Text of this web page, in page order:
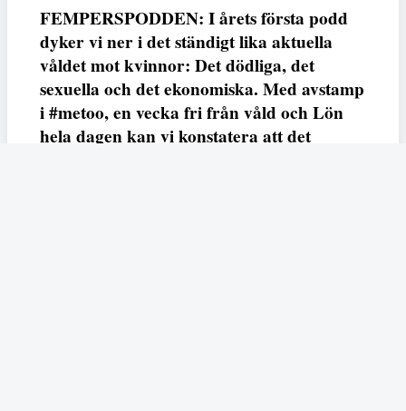
FEMPERSPODDEN: I årets första podd
dyker vi ner i det ständigt lika aktuella
våldet mot kvinnor: Det dödliga, det
sexuella och det ekonomiska. Med avstamp
i #metoo, en vecka fri från våld och Lön
hela dagen kan vi konstatera att det